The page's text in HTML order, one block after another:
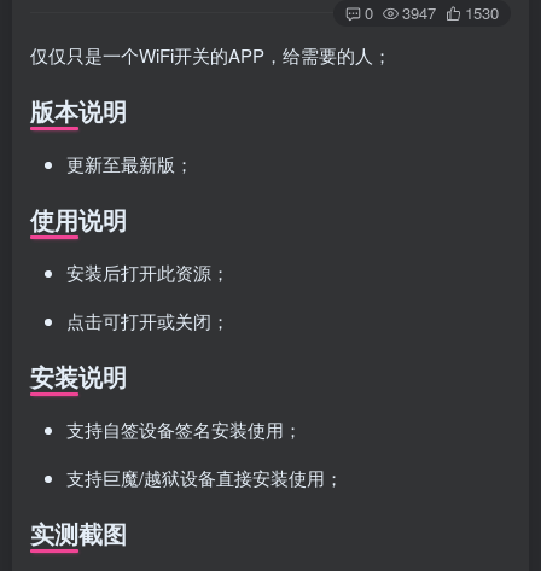
0 3947 1530
仅仅只是一个WiFi开关的APP，给需要的人；
版本说明
更新至最新版；
使用说明
安装后打开此资源；
点击可打开或关闭；
安装说明
支持自签设备签名安装使用；
支持巨魔/越狱设备直接安装使用；
实测截图